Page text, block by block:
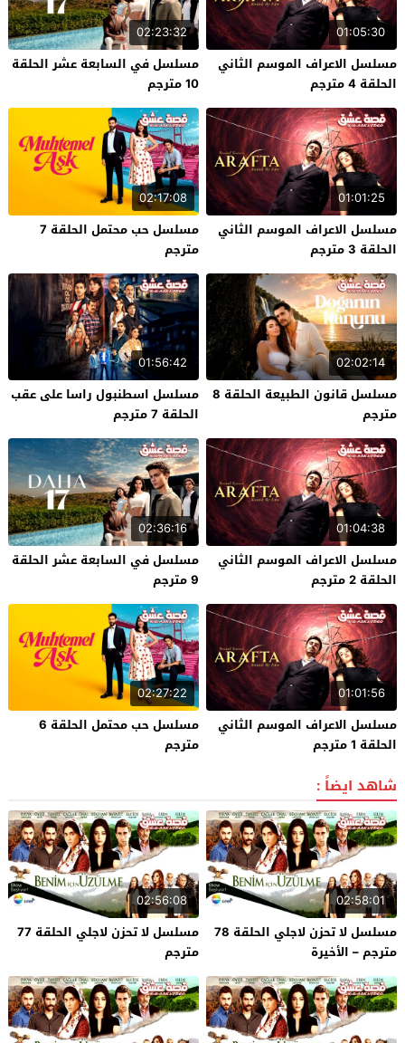
01:05:30
مسلسل الاعراف الموسم الثاني
الحلقة 4 مترجم
02:23:32
مسلسل في السابعة عشر الحلقة
10 مترجم
01:01:25
مسلسل الاعراف الموسم الثاني
الحلقة 3 مترجم
02:17:08
مسلسل حب محتمل الحلقة 7
مترجم
02:02:14
مسلسل قانون الطبيعة الحلقة 8
مترجم
01:56:42
مسلسل اسطنبول راسا على عقب
الحلقة 7 مترجم
01:04:38
مسلسل الاعراف الموسم الثاني
الحلقة 2 مترجم
02:36:16
مسلسل في السابعة عشر الحلقة
9 مترجم
01:01:56
مسلسل الاعراف الموسم الثاني
الحلقة 1 مترجم
02:27:22
مسلسل حب محتمل الحلقة 6
مترجم
شاهد ايضاً :
02:58:01
مسلسل لا تحزن لاجلي الحلقة 78
مترجم – الأخيرة
02:56:08
مسلسل لا تحزن لاجلي الحلقة 77
مترجم